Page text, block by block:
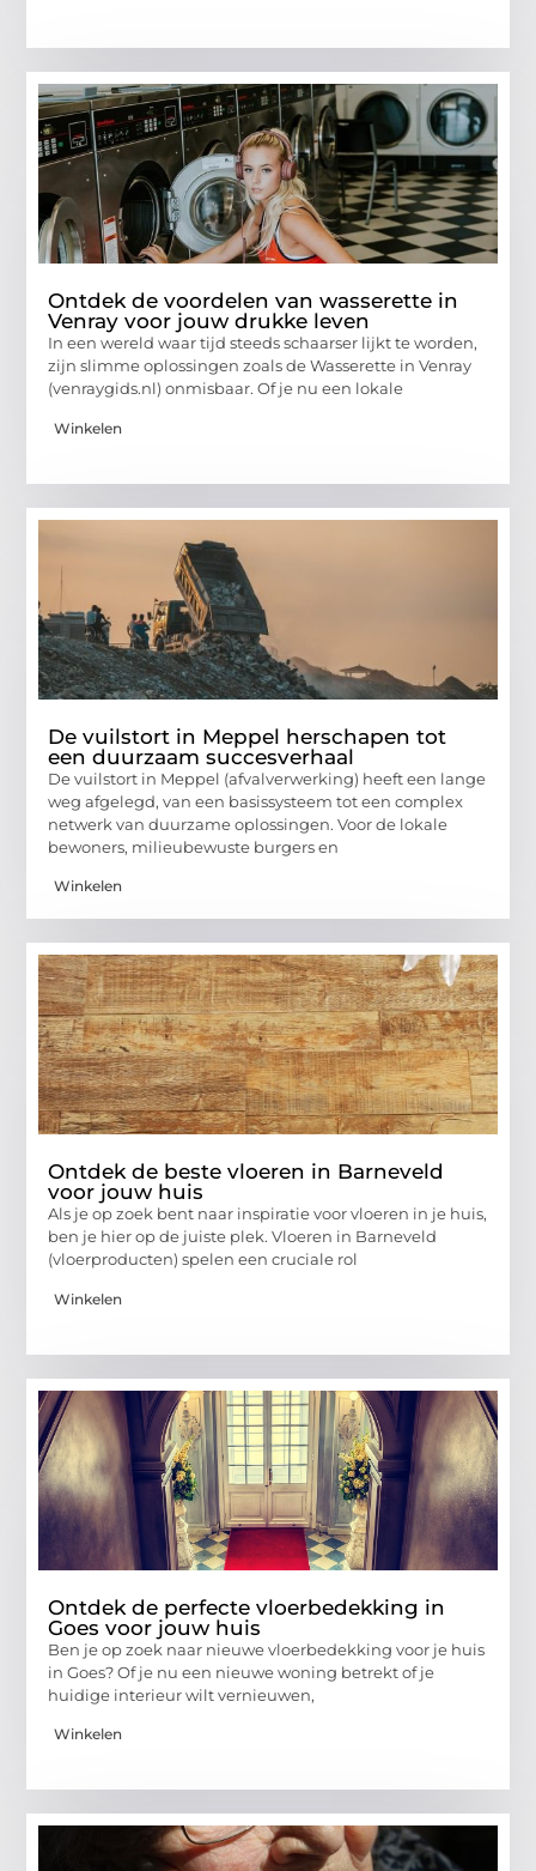
Ontdek de voordelen van wasserette in
Venray voor jouw drukke leven
In een wereld waar tijd steeds schaarser lijkt te worden,
zijn slimme oplossingen zoals de Wasserette in Venray
(venraygids.nl) onmisbaar. Of je nu een lokale
Winkelen
De vuilstort in Meppel herschapen tot
een duurzaam succesverhaal
De vuilstort in Meppel (afvalverwerking) heeft een lange
weg afgelegd, van een basissysteem tot een complex
netwerk van duurzame oplossingen. Voor de lokale
bewoners, milieubewuste burgers en
Winkelen
Ontdek de beste vloeren in Barneveld
voor jouw huis
Als je op zoek bent naar inspiratie voor vloeren in je huis,
ben je hier op de juiste plek. Vloeren in Barneveld
(vloerproducten) spelen een cruciale rol
Winkelen
Ontdek de perfecte vloerbedekking in
Goes voor jouw huis
Ben je op zoek naar nieuwe vloerbedekking voor je huis
in Goes? Of je nu een nieuwe woning betrekt of je
huidige interieur wilt vernieuwen,
Winkelen